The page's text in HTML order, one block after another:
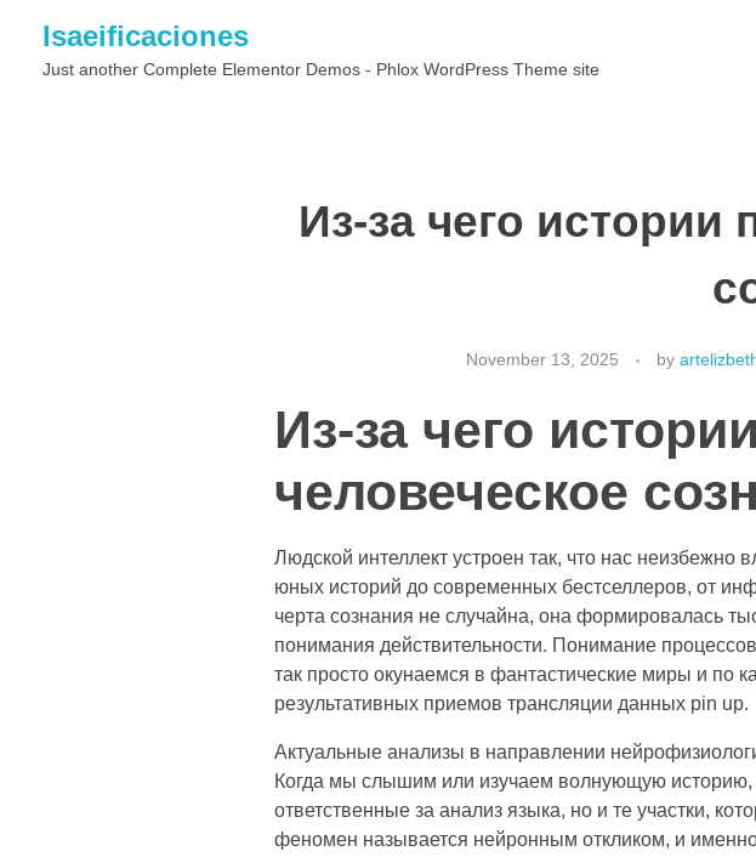
Isaeificaciones
Just another Complete Elementor Demos - Phlox WordPress Theme site
Из-за чего истории
November 13, 2025 by
Из-за чего
человеческое
Людской интеллект устроен так, что нас
юных историй до современных бестселлеров, от
черта сознания не случайна, она формировалась
понимания действительности. Понимание
так просто окунаемся в фантастические миры и по
результативных приемов трансляции данных pin up.
Актуальные анализы в направлении
Когда мы слышим или изучаем волнующую историю,
ответственные за анализ языка, но и те участки,
феномен называется нейронным откликом, и